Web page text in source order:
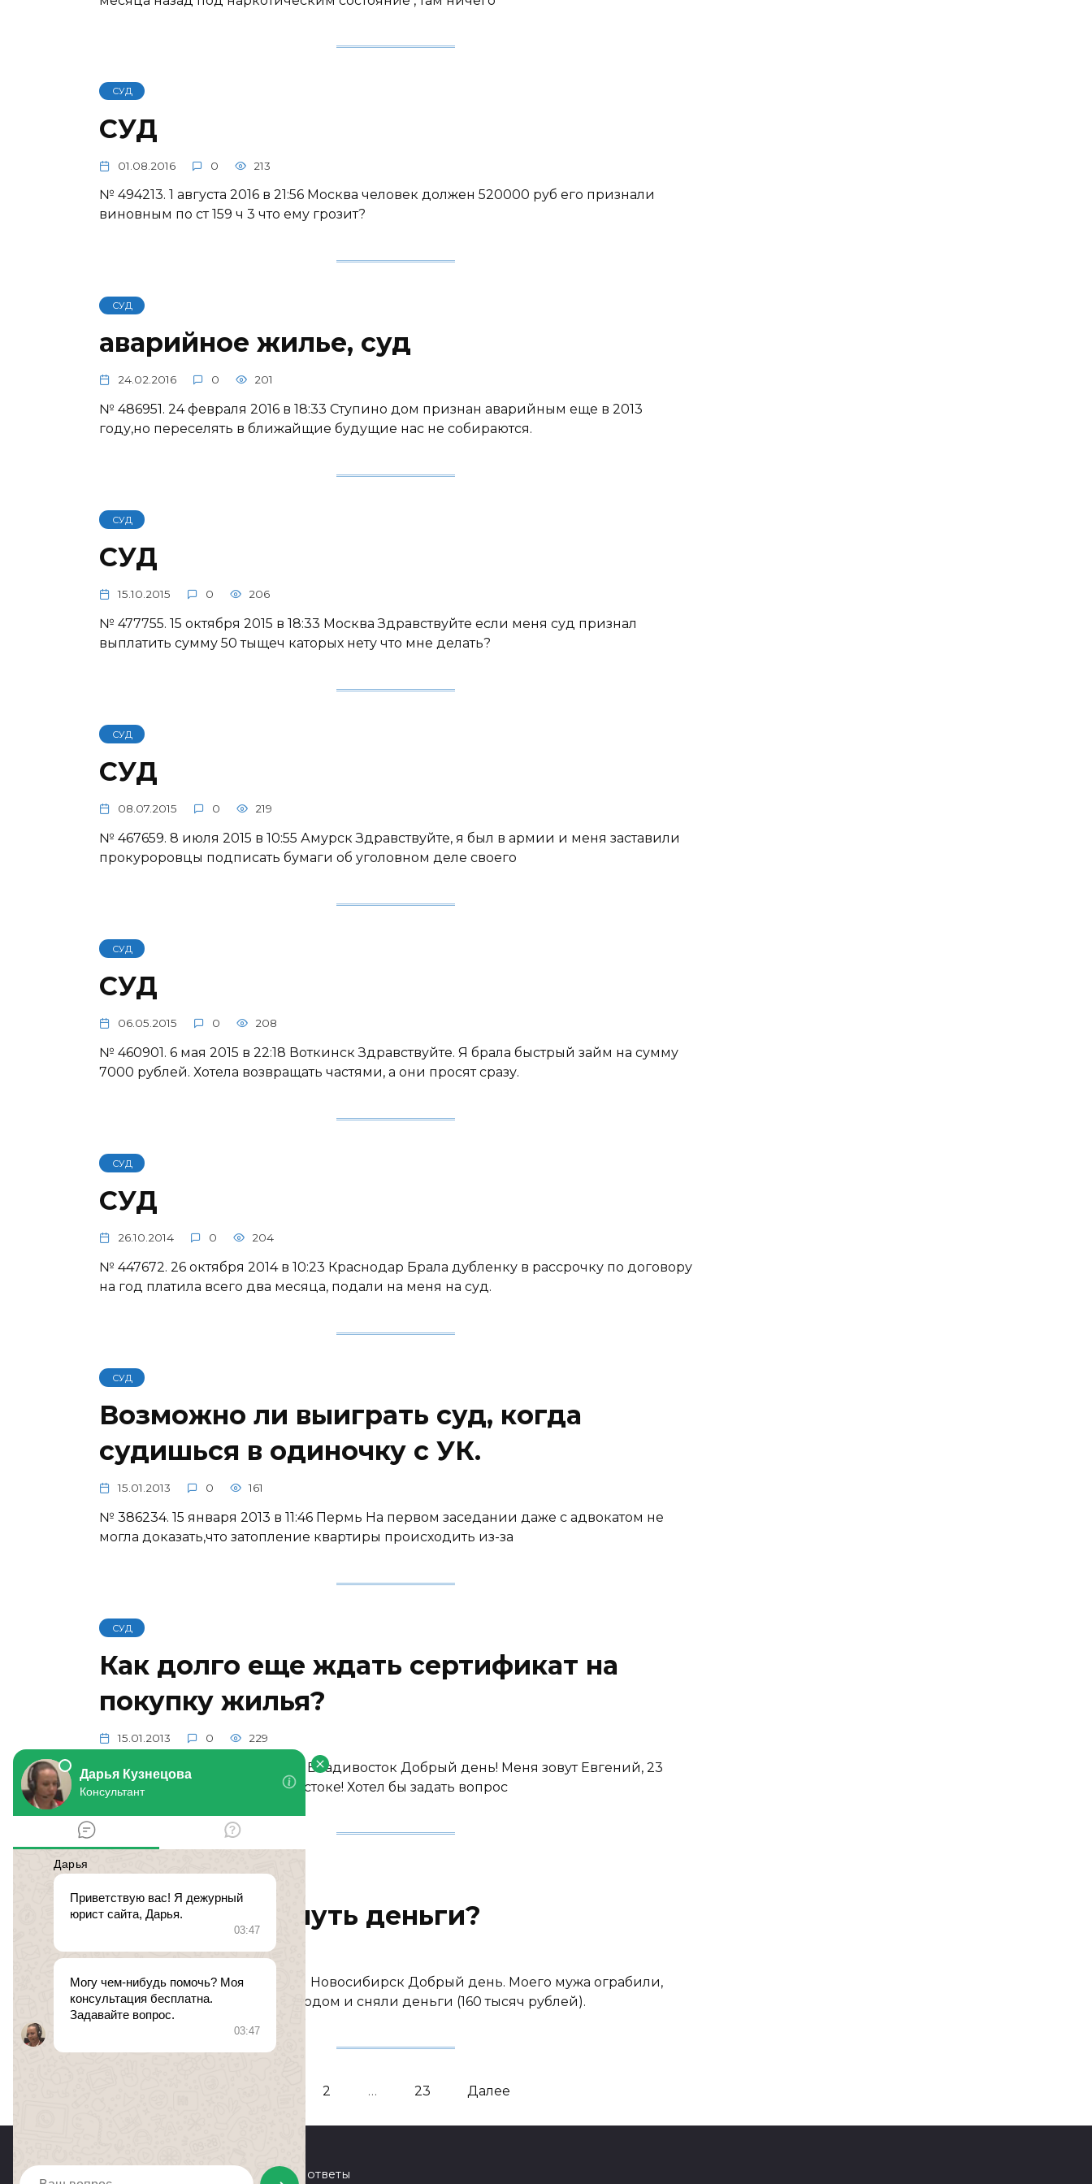
СУД
СУД
01.08.2016 0 213
№ 494213. 1 августа 2016 в 21:56 Москва человек должен 520000 руб его признали
виновным по ст 159 ч 3 что ему грозит?
СУД
аварийное жилье, суд
24.02.2016 0 201
№ 486951. 24 февраля 2016 в 18:33 Ступино дом признан аварийным еще в 2013
году,но переселять в ближайщие будущие нас не собираются.
СУД
СУД
15.10.2015 0 206
№ 477755. 15 октября 2015 в 18:33 Москва Здравствуйте если меня суд признал
выплатить сумму 50 тыщеч каторых нету что мне делать?
СУД
СУД
08.07.2015 0 219
№ 467659. 8 июля 2015 в 10:55 Амурск Здравствуйте, я был в армии и меня заставили
прокуроровцы подписать бумаги об уголовном деле своего
СУД
СУД
06.05.2015 0 208
№ 460901. 6 мая 2015 в 22:18 Воткинск Здравствуйте. Я брала быстрый займ на сумму
7000 рублей. Хотела возвращать частями, а они просят сразу.
СУД
СУД
26.10.2014 0 204
№ 447672. 26 октября 2014 в 10:23 Краснодар Брала дубленку в рассрочку по договору
на год платила всего два месяца, подали на меня на суд.
СУД
Возможно ли выиграть суд, когда
судишься в одиночку с УК.
15.01.2013 0 161
№ 386234. 15 января 2013 в 11:46 Пермь На первом заседании даже с адвокатом не
могла доказать,что затопление квартиры происходить из-за
СУД
Как долго еще ждать сертификат на
покупку жилья?
15.01.2013 0 229
№ 386197. 15 января 2013 в 7:16 Владивосток Добрый день! Меня зовут Евгений, 23
года! Живу в городе Владивостоке! Хотел бы задать вопрос
Могу ли я вернуть деньги?
08.01.2013 0 240
№ 385233. 8 января 2013 в 19:11 Новосибирск Добрый день. Моего мужа ограбили,
забрали банковскую карту с кодом и сняли деньги (160 тысяч рублей).
2 … 23 Далее
© 2026 Юридические вопросы и ответы